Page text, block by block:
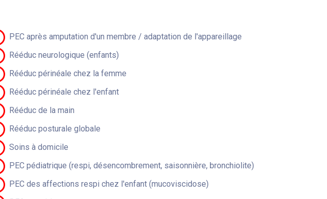
PEC après amputation d'un membre / adaptation de l'appareillage
Rééduc neurologique (enfants)
Rééduc périnéale chez la femme
Rééduc périnéale chez l'enfant
Rééduc de la main
Rééduc posturale globale
Soins à domicile
PEC pédiatrique (respi, désencombrement, saisonnière, bronchiolite)
PEC des affections respi chez l'enfant (mucoviscidose)